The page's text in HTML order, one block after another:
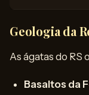
Geologia da
As ágatas do RS
Basaltos da